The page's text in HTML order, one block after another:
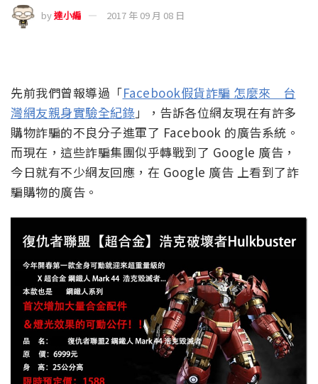
by達小編 2017 年 09 月 08 日
先前我們曾報導過「Facebook假貨詐騙 怎麼來 台
灣網友親身實驗全紀錄」，告訴各位網友現在有許多
購物詐騙的不良分子進軍了 Facebook 的廣告系統。
而現在，這些詐騙集團似乎轉戰到了 Google 廣告，
今日就有不少網友回應，在 Google 廣告 上看到了詐
騙購物的廣告。